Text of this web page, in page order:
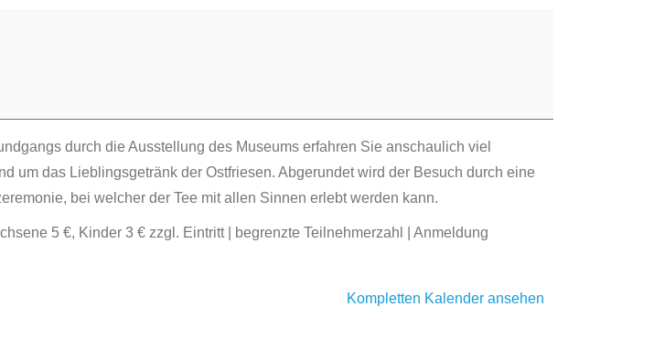
durch die Ausstellung des Museums erfahren Sie anschaulich viel
um das Lieblingsgetränk der Ostfriesen. Abgerundet wird der Besuch durch eine
bei welcher der Tee mit allen Sinnen erlebt werden kann.
5 €, Kinder 3 € zzgl. Eintritt | begrenzte Teilnehmerzahl | Anmeldung
Kompletten Kalender ansehen